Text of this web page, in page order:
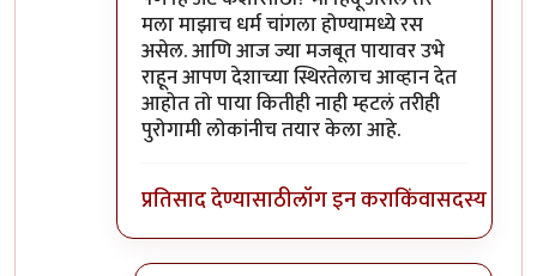
मला माझाच धर्म चांगला होण्यामध्ये रस
असेल. आणि आज ज्या मजबूत पायावर उभे
राहून आपण देशाच्या स्थिरतेलाच आव्हान देत
आहोत तो पाया कितीही नाही म्हटलं तरीही
पुरोगामी लोकांनीच तयार केला आहे.
प्रतिसाद देण्यासाठीलॉग इन कराकिंवासदस्य व्हा